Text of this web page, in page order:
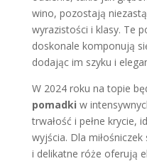
wino, pozostają
wyrazistości i klasy. Te
doskonale komponują
dodając im szyku i
W 2024 roku na topie
pomadki w
trwałość i pełne krycie,
wyjścia. Dla
i delikatne róże oferują